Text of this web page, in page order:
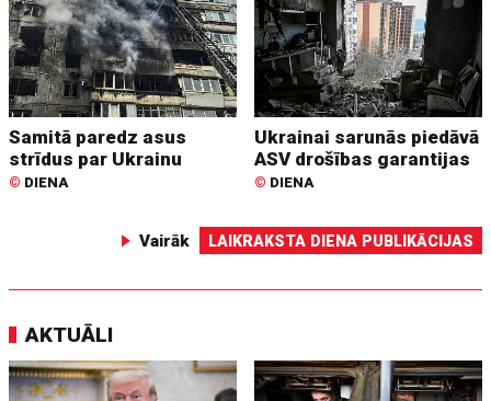
Samitā paredz asus
strīdus par Ukrainu
© DIENA
Ukrainai sarunās piedāvā
ASV drošības garantijas
© DIENA
Vairāk LAIKRAKSTA DIENA PUBLIKĀCIJAS
AKTUĀLI